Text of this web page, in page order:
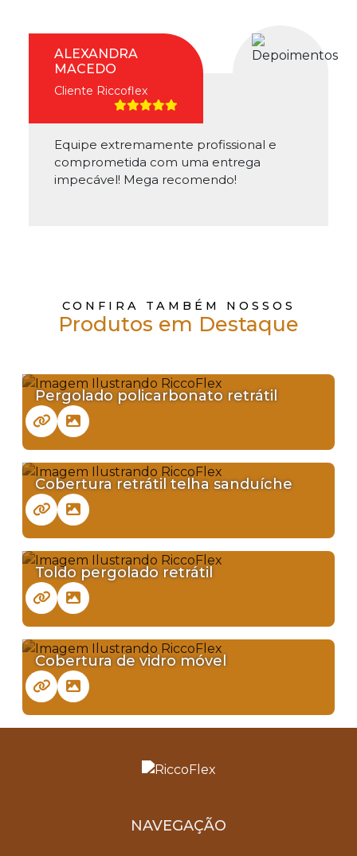
ALEXANDRA
MACEDO
Cliente Riccoflex
Equipe extremamente profissional e
comprometida com uma entrega
impecável! Mega recomendo!
CONFIRA TAMBÉM NOSSOS
Produtos em Destaque
Pergolado policarbonato retrátil
Cobertura retrátil telha sanduíche
Toldo pergolado retrátil
Cobertura de vidro móvel
NAVEGAÇÃO